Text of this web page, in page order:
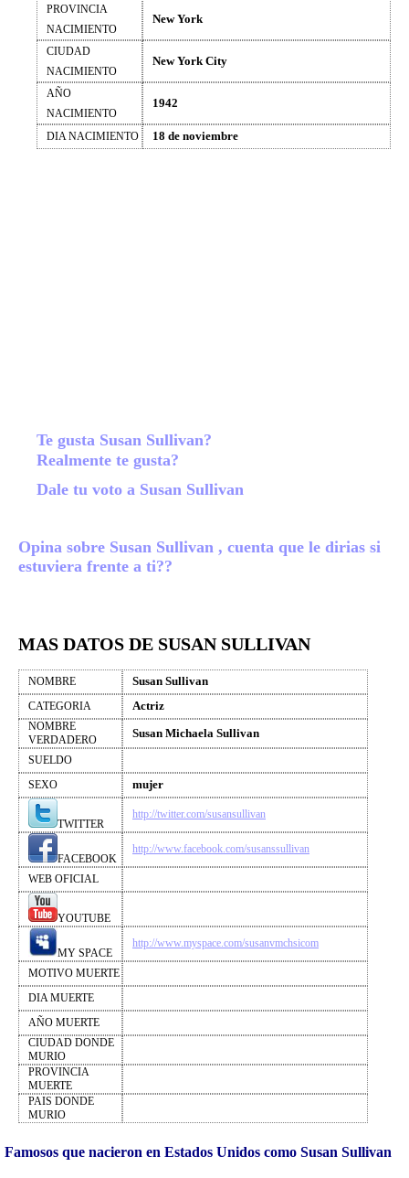
PROVINCIA
NACIMIENTO
New York
CIUDAD
NACIMIENTO
New York City
AÑO
NACIMIENTO
1942
DIA NACIMIENTO 18 de noviembre
Te gusta Susan Sullivan?
Realmente te gusta?
Dale tu voto a Susan Sullivan
Opina sobre Susan Sullivan , cuenta que le dirias si
estuviera frente a ti??
MAS DATOS DE SUSAN SULLIVAN
NOMBRE Susan Sullivan
CATEGORIA Actriz
NOMBRE
VERDADERO
Susan Michaela Sullivan
SUELDO
SEXO
mujer
TWITTER
http://twitter.com/susansullivan
FACEBOOK
http://www.facebook.com/susanssullivan
WEB OFICIAL
YOUTUBE
MY SPACE
http://www.myspace.com/susanvmchsicom
MOTIVO MUERTE
DIA MUERTE
AÑO MUERTE
CIUDAD DONDE
MURIO
PROVINCIA
MUERTE
PAIS DONDE
MURIO
Famosos que nacieron en Estados Unidos como Susan Sullivan